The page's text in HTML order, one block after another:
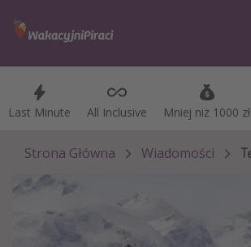
Last Minute All Inclusive Mniej niż 1000 zł
Last Minute All Inclusive Mniej niż 1000 zł
Kategorie
Loty
Hotele
Strona Główna Wiadomości